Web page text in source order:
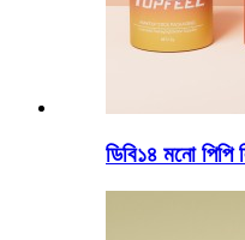
ডিবি১৪ মনো